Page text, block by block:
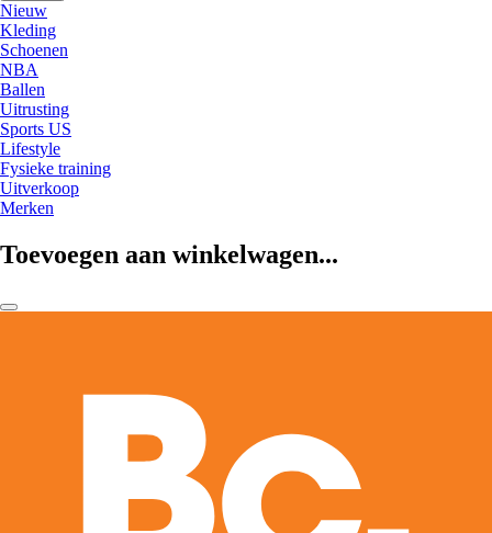
Nieuw
Kleding
Schoenen
NBA
Ballen
Uitrusting
Sports US
Lifestyle
Fysieke training
Uitverkoop
Merken
Toevoegen aan winkelwagen...